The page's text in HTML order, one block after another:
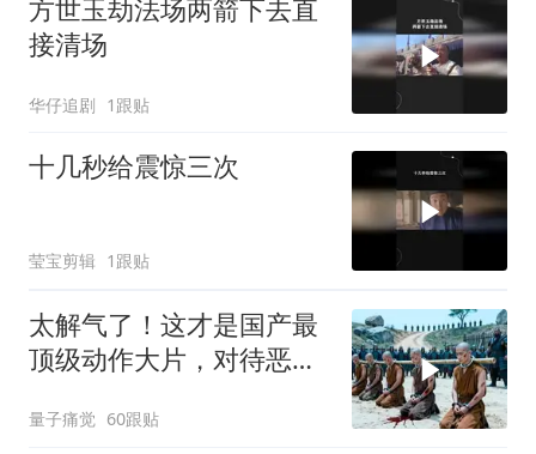
方世玉劫法场两箭下去直
接清场
华仔追剧 1跟贴
十几秒给震惊三次
莹宝剪辑 1跟贴
太解气了！这才是国产最
顶级动作大片，对待恶魔
量子痛觉 60跟贴